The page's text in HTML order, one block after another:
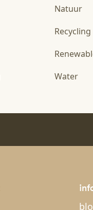
Natuur
Recycling
Water